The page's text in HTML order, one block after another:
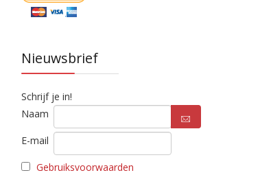
Nieuwsbrief
Schrijf je in!
Naam
E-mail
Gebruiksvoorwaarden